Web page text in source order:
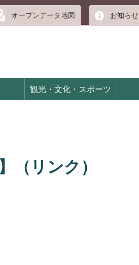
オープンデータ地図 お知らせ
観光・文化・スポーツ
（リンク）